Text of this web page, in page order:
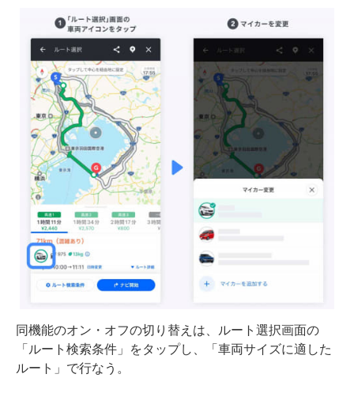
同機能のオン・オフの切り替えは、ルート選択画面の
「ルート検索条件」をタップし、「車両サイズに適した
ルート」で行なう。